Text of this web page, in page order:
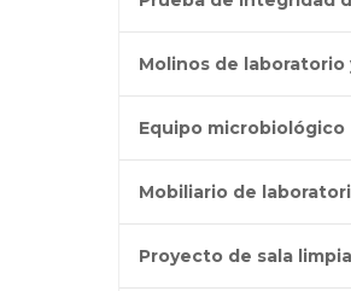
Molinos de
Equipo microbiológico
Mobiliario de
Proyecto de sala limpia